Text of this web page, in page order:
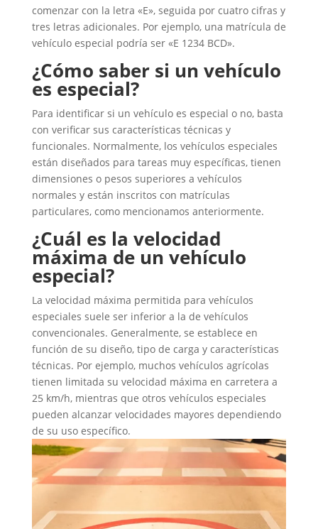
comenzar con la letra «E», seguida por cuatro cifras y
tres letras adicionales. Por ejemplo, una matrícula de
vehículo especial podría ser «E 1234 BCD».
¿Cómo saber si un vehículo
es especial?
Para identificar si un vehículo es especial o no, basta
con verificar sus características técnicas y
funcionales. Normalmente, los vehículos especiales
están diseñados para tareas muy específicas, tienen
dimensiones o pesos superiores a vehículos
normales y están inscritos con matrículas
particulares, como mencionamos anteriormente.
¿Cuál es la velocidad
máxima de un vehículo
especial?
La velocidad máxima permitida para vehículos
especiales suele ser inferior a la de vehículos
convencionales. Generalmente, se establece en
función de su diseño, tipo de carga y características
técnicas. Por ejemplo, muchos vehículos agrícolas
tienen limitada su velocidad máxima en carretera a
25 km/h, mientras que otros vehículos especiales
pueden alcanzar velocidades mayores dependiendo
de su uso específico.